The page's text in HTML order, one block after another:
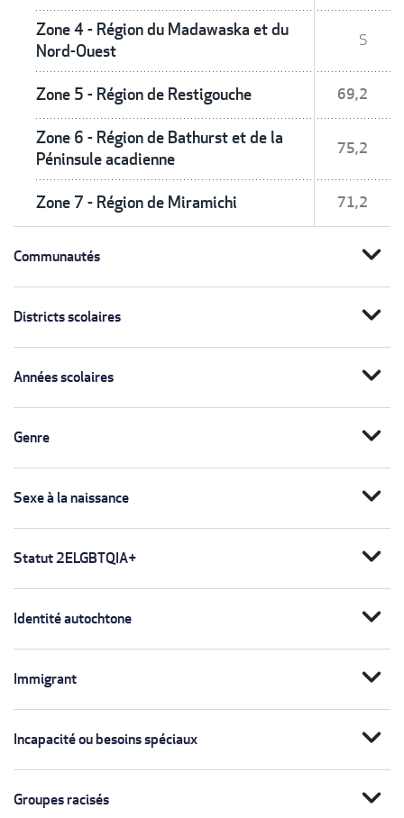
Zone 4 - Région du Madawaska et du
Nord-Ouest
S
Zone 5 - Région de Restigouche 69,2
Zone 6 - Région de Bathurst et de la
Péninsule acadienne
75,2
Zone 7 - Région de Miramichi 71,2
Communautés expand_more
Districts scolaires expand_more
Années scolaires expand_more
Genre expand_more
Sexe à la naissance expand_more
Statut 2ELGBTQIA+ expand_more
Identité autochtone expand_more
Immigrant expand_more
Incapacité ou besoins spéciaux expand_more
Groupes racisés expand_more